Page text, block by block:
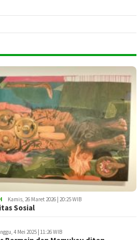
Kamis, 26 Maret 2026 | 20:25 WIB
Sosial
4 Mei 2025 | 11:26 WIB